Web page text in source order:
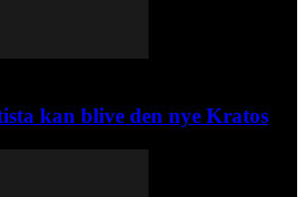
kan blive den nye Kratos